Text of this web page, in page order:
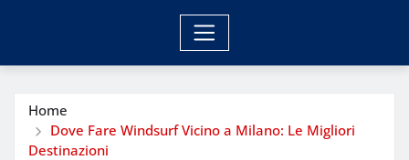
Home
Dove Fare Windsurf Vicino a Milano: Le Migliori
Destinazioni